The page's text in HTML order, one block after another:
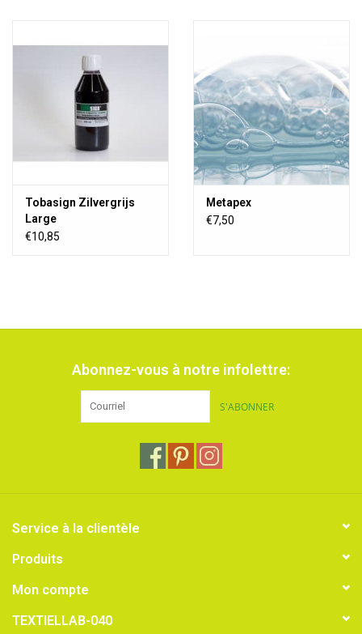
Tobasign Zilvergrijs
Large
€10,85
Metapex
€7,50
Abonnez-vous à notre infolettre:
S'ABONNER
Service à la clientèle
Produits
Mon compte
TEXTIELLAB-040